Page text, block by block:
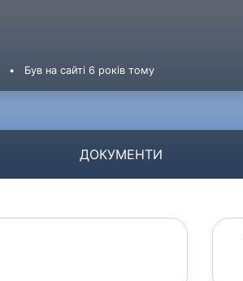
• Був на сайті 6 років тому
ДОКУМЕНТИ